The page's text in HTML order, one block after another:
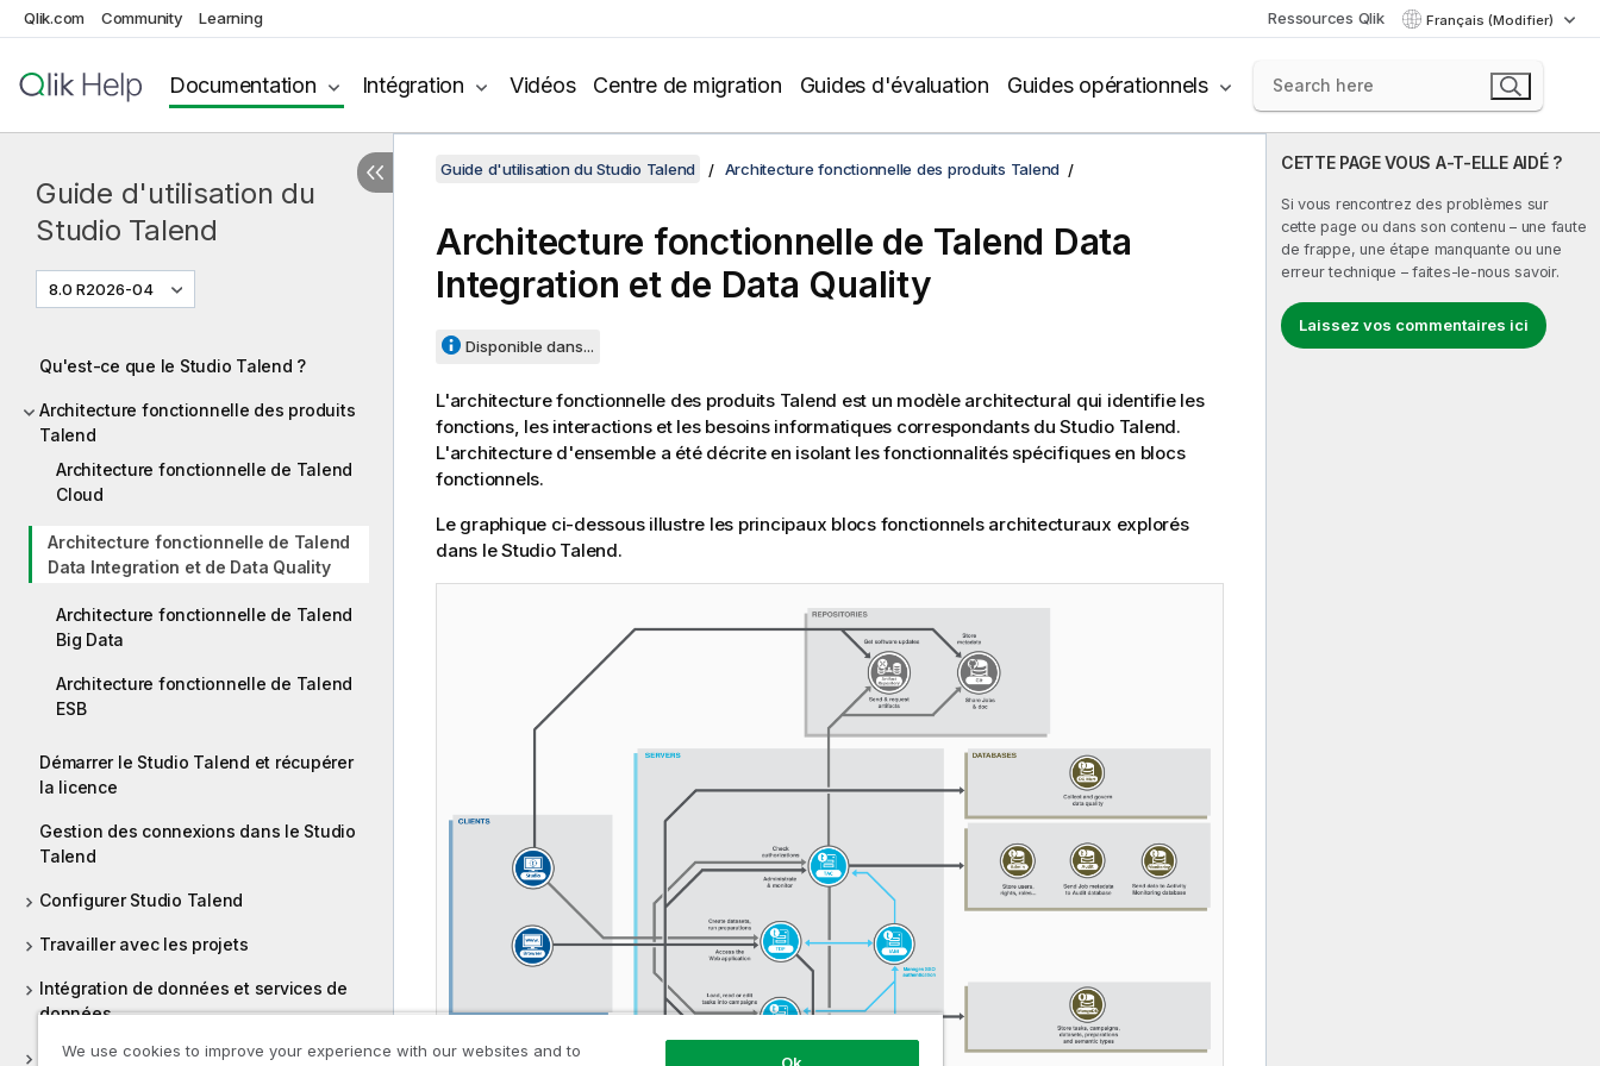
Qlik.com Community Learning Ressources Qlik Français (Modifier)
Documentation Intégration Vidéos Centre de migration Guides d'évaluation Guides opérationnels
Guide d'utilisation du
Studio Talend
8.0 R2026-04
Qu'est-ce que le Studio Talend ?
Architecture fonctionnelle des produits
Talend
Architecture fonctionnelle de Talend
Cloud
Architecture fonctionnelle de Talend
Data Integration et de Data Quality
Architecture fonctionnelle de Talend
Big Data
Architecture fonctionnelle de Talend
ESB
Démarrer le Studio Talend et récupérer
la licence
Gestion des connexions dans le Studio
Talend
Configurer Studio Talend
Travailler avec les projets
Intégration de données et services de
données
Big Data
CETTE PAGE VOUS A-T-ELLE AIDÉ ?
Si vous rencontrez des problèmes sur
cette page ou dans son contenu – une faute
de frappe, une étape manquante ou une
erreur technique – faites-le-nous savoir.
Laissez vos commentaires ici
Guide d'utilisation du Studio Talend Architecture fonctionnelle des produits Talend
Architecture fonctionnelle de Talend Data
Integration et de Data Quality
Disponible dans...
L'architecture fonctionnelle des produits Talend est un modèle architectural qui identifie les
fonctions, les interactions et les besoins informatiques correspondants duStudio Talend.
L'architecture d'ensemble a été décrite en isolant les fonctionnalités spécifiques en blocs
fonctionnels.
Le graphique ci-dessous illustre les principaux blocs fonctionnels architecturaux explorés
dans leStudio Talend.
We use cookies to improve your experience with our websites and to